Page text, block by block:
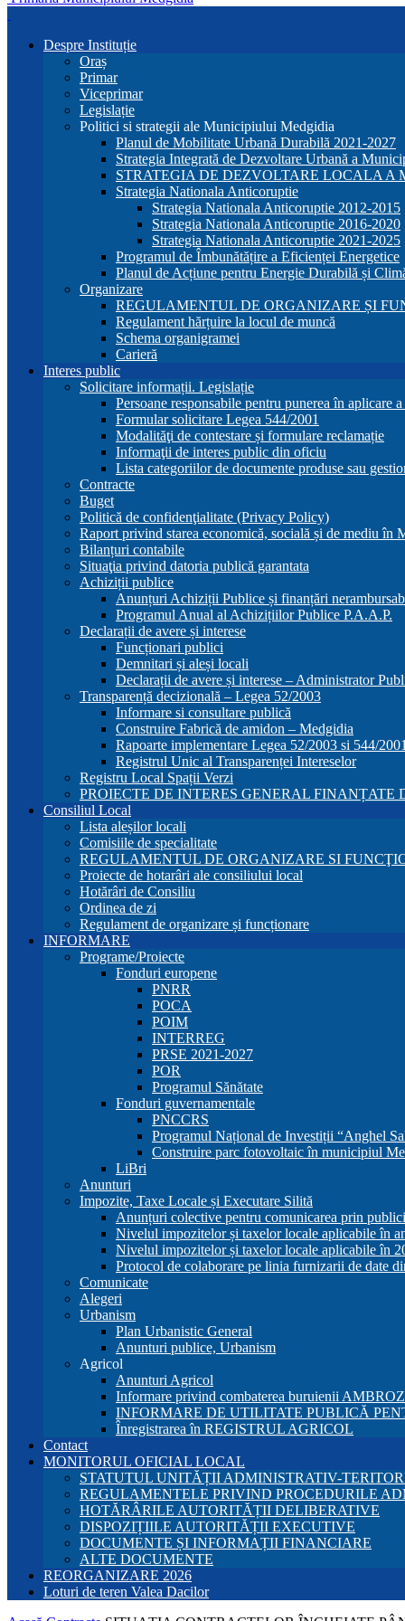
Despre Instituție
Oraș
Primar
Viceprimar
Legislație
Politici si strategii ale Municipiului Medgidia
Planul de Mobilitate Urbană Durabilă 2021-2027
Strategia Integrată de Dezvoltare Urbană a
STRATEGIA DE DEZVOLTARE LOCALA A
Strategia Nationala Anticoruptie
Strategia Nationala Anticoruptie 2012-2015
Strategia Nationala Anticoruptie 2016-2020
Strategia Nationala Anticoruptie 2021-2025
Programul de Îmbunătățire a Eficienței Energetice
Planul de Acțiune pentru Energie Durabilă și
Organizare
REGULAMENTUL DE ORGANIZARE ȘI
Regulament hărțuire la locul de muncă
Schema organigramei
Carieră
Interes public
Solicitare informații. Legislație
Persoane responsabile pentru punerea în aplicare
Formular solicitare Legea 544/2001
Modalităţi de contestare și formulare reclamație
Informaţii de interes public din oficiu
Lista categoriilor de documente produse sau
Contracte
Buget
Politică de confidenţialitate (Privacy Policy)
Raport privind starea economică, socială și de mediu în
Bilanțuri contabile
Situaţia privind datoria publică garantata
Achiziții publice
Anunțuri Achiziții Publice și finanțări
Programul Anual al Achizițiilor Publice P.A.A.P.
Declarații de avere și interese
Funcționari publici
Demnitari și aleși locali
Declarații de avere și interese – Administrator
Transparență decizională – Legea 52/2003
Informare si consultare publică
Construire Fabrică de amidon – Medgidia
Rapoarte implementare Legea 52/2003 si 544/2001
Registrul Unic al Transparenței Intereselor
Registru Local Spații Verzi
PROIECTE DE INTERES GENERAL
Consiliul Local
Lista aleșilor locali
Comisiile de specialitate
REGULAMENTUL DE ORGANIZARE SI
Proiecte de hotarâri ale consiliului local
Hotărâri de Consiliu
Ordinea de zi
Regulament de organizare și funcționare
INFORMARE
Programe/Proiecte
Fonduri europene
PNRR
POCA
POIM
INTERREG
PRSE 2021-2027
POR
Programul Sănătate
Fonduri guvernamentale
PNCCRS
Programul Național de Investiții “Anghel
Construire parc fotovoltaic în municipiul
LiBri
Anunturi
Impozite, Taxe Locale și Executare Silită
Anunțuri colective pentru comunicarea prin
Nivelul impozitelor și taxelor locale aplicabile în
Nivelul impozitelor și taxelor locale aplicabile în
Protocol de colaborare pe linia furnizarii de date
Comunicate
Alegeri
Urbanism
Plan Urbanistic General
Anunturi publice, Urbanism
Agricol
Anunturi Agricol
Informare privind combaterea buruienii
INFORMARE DE UTILITATE PUBLICĂ
Înregistrarea în REGISTRUL AGRICOL
Contact
MONITORUL OFICIAL LOCAL
STATUTUL UNITĂȚII ADMINISTRATIV-
REGULAMENTELE PRIVIND PROCEDURILE
HOTĂRÂRILE AUTORITĂȚII DELIBERATIVE
DISPOZIȚIILE AUTORITĂȚII EXECUTIVE
DOCUMENTE ȘI INFORMAȚII FINANCIARE
ALTE DOCUMENTE
REORGANIZARE 2026
Loturi de teren Valea Dacilor